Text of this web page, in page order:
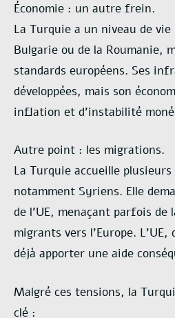
Économie : un autre frein.
La Turquie a un niveau de
Bulgarie ou de la Roumanie,
standards européens. Ses
développées, mais son
inflation et d’instabilité
Autre point : les migrations.
La Turquie accueille
notamment Syriens. Elle
de l’UE, menaçant parfois de
migrants vers l’Europe.
déjà apporter une aide
Malgré ces tensions, la
clé :